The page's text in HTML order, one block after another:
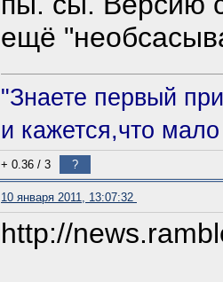
ещё
"Знаете первый
и кажется,что
+ 0.36 / 3 ?
10 января 2011, 13:07:32
http://